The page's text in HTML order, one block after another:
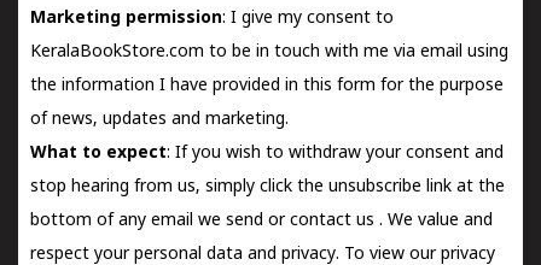
Marketing permission: I give my consent to
KeralaBookStore.com to be in touch with me via email using
the information I have provided in this form for the purpose
of news, updates and marketing.
What to expect: If you wish to withdraw your consent and
stop hearing from us, simply click the unsubscribe link at the
bottom of any email we send orcontact us . We value and
respect your personal data and privacy. To view our privacy